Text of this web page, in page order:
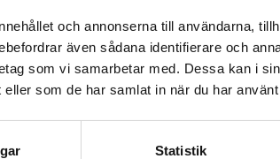
och annonserna till användarna,
även sådana identifierare och
som vi samarbetar med. Dessa kan i
som de har samlat in när du har
Statistik